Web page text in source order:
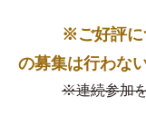
※ご好評に
の募集は行わな
※連続参加